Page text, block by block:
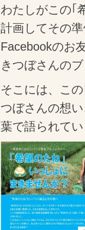
わたしがこの｢
計画してその
Facebookのお
きつぼさんの
そこには、こ
つぼさんの想
葉で語られて